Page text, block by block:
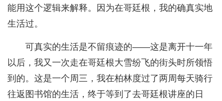
能用这个逻辑来解释。因为在哥廷根，我的确真实地
生活过。
可真实的生活是不留痕迹的——这是离开十一年
以后，我又一次走在哥廷根大雪纷飞的街头时所领悟
到的。这是一个周三，我在柏林度过了两周每天骑行
往返图书馆的生活，终于等到了去哥廷根讲座的日